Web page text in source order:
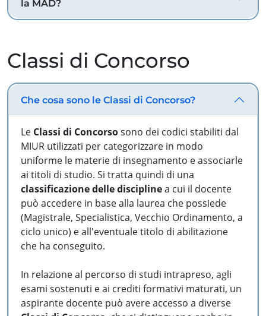
la MAD?
Classi di Concorso
Che cosa sono le Classi di Concorso?
Le Classi di Concorsosono dei codici stabiliti dal
MIUR utilizzati per categorizzare in modo
uniforme le materie di insegnamento e associarle
ai titoli di studio. Si tratta quindi di una
classificazione delle disciplinea cui il docente
può accedere in base alla laurea che possiede
(Magistrale, Specialistica, Vecchio Ordinamento, a
ciclo unico) e all'eventuale titolo di abilitazione
che ha conseguito.
In relazione al percorso di studi intrapreso, agli
esami sostenuti e ai crediti formativi maturati, un
aspirante docente può avere accesso a diverse